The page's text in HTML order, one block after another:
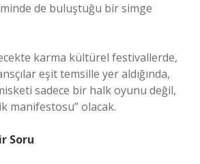
de buluştuğu bir simge
karma kültürel festivallerde,
eşit temsille yer aldığında,
sadece bir halk oyunu değil,
manifestosu” olacak.
Soru